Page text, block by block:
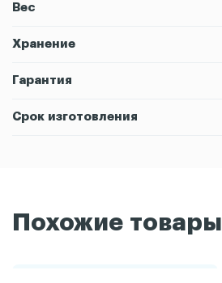
Вес
Хранение
Гарантия
Срок изготовления
Похожие товары